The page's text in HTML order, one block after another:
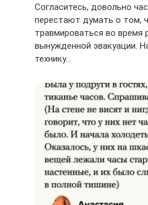
Согласитесь, довольно
перестают думать о том,
травмироваться во время
вынужденной эвакуации.
технику…